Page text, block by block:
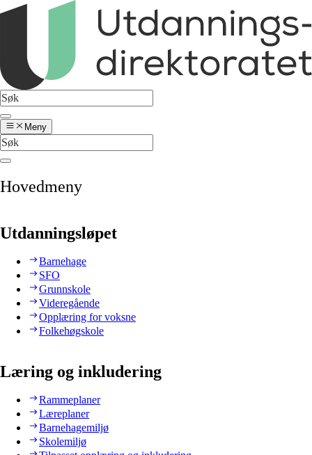
Meny
Hovedmeny
Utdanningsløpet
Barnehage
SFO
Grunnskole
Videregående
Opplæring for voksne
Folkehøgskole
Læring og inkludering
Rammeplaner
Læreplaner
Barnehagemiljø
Skolemiljø